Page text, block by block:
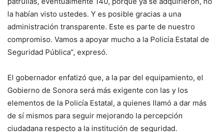
la habían visto ustedes. Y es posible gracias a una
administración transparente. Este es parte de nuestro
compromiso. Vamos a apoyar mucho a la Policía Estatal de
Seguridad Pública”, expresó.
El gobernador enfatizó que, a la par del equipamiento, el
Gobierno de Sonora será más exigente con las y los
elementos de la Policía Estatal, a quienes llamó a dar más
de sí mismos para seguir mejorando la percepción
ciudadana respecto a la institución de seguridad.